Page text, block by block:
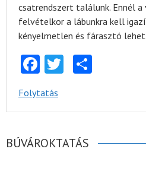
csatrendszert találunk. Ennél
felvételkor a lábunkra kell
kényelmetlen és fárasztó
Facebook
Twitter
Folytatás
BÚVÁROKTATÁS